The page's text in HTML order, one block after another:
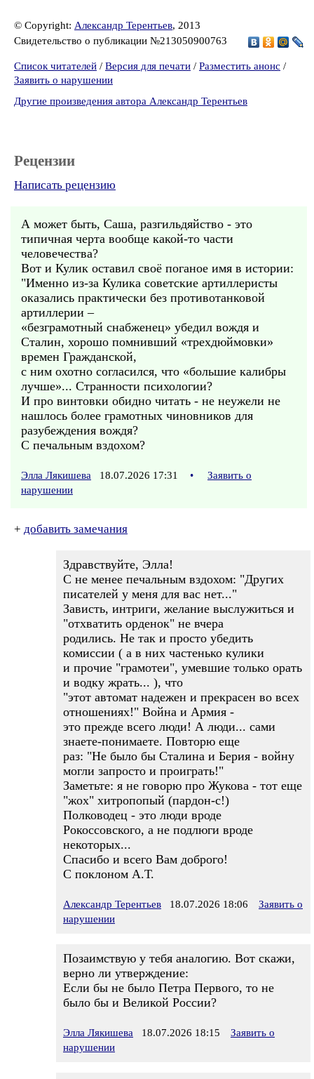
© Copyright: Александр Терентьев, 2013
Свидетельство о публикации №213050900763
Список читателей / Версия для печати / Разместить анонс /
Заявить о нарушении
Другие произведения автора Александр Терентьев
Рецензии
Написать рецензию
А может быть, Саша, разгильдяйство - это
типичная черта вообще какой-то части
человечества?
Вот и Кулик оставил своё поганое имя в истории:
"Именно из-за Кулика советские артиллеристы
оказались практически без противотанковой
артиллерии –
«безграмотный снабженец» убедил вождя и
Сталин, хорошо помнивший «трехдюймовки»
времен Гражданской,
с ним охотно согласился, что «большие калибры
лучше»... Странности психологии?
И про винтовки обидно читать - не неужели не
нашлось более грамотных чиновников для
разубеждения вождя?
С печальным вздохом?
Элла Лякишева 18.07.2026 17:31 •
Заявить о
нарушении
+ добавить замечания
Здравствуйте, Элла!
С не менее печальным вздохом: "Других
писателей у меня для вас нет..."
Зависть, интриги, желание выслужиться и
"отхватить орденок" не вчера
родились. Не так и просто убедить
комиссии ( а в них частенько кулики
и прочие "грамотеи", умевшие только орать
и водку жрать... ), что
"этот автомат надежен и прекрасен во всех
отношениях!" Война и Армия -
это прежде всего люди! А люди... сами
знаете-понимаете. Повторю еще
раз: "Не было бы Сталина и Берия - войну
могли запросто и проиграть!"
Заметьте: я не говорю про Жукова - тот еще
"жох" хитропопый (пардон-с!)
Полководец - это люди вроде
Рокоссовского, а не подлюги вроде
некоторых...
Спасибо и всего Вам доброго!
С поклоном А.Т.
Александр Терентьев 18.07.2026 18:06
Заявить о
нарушении
Позаимствую у тебя аналогию. Вот скажи,
верно ли утверждение:
Если бы не было Петра Первого, то не
было бы и Великой России?
Элла Лякишева 18.07.2026 18:15
Заявить о
нарушении